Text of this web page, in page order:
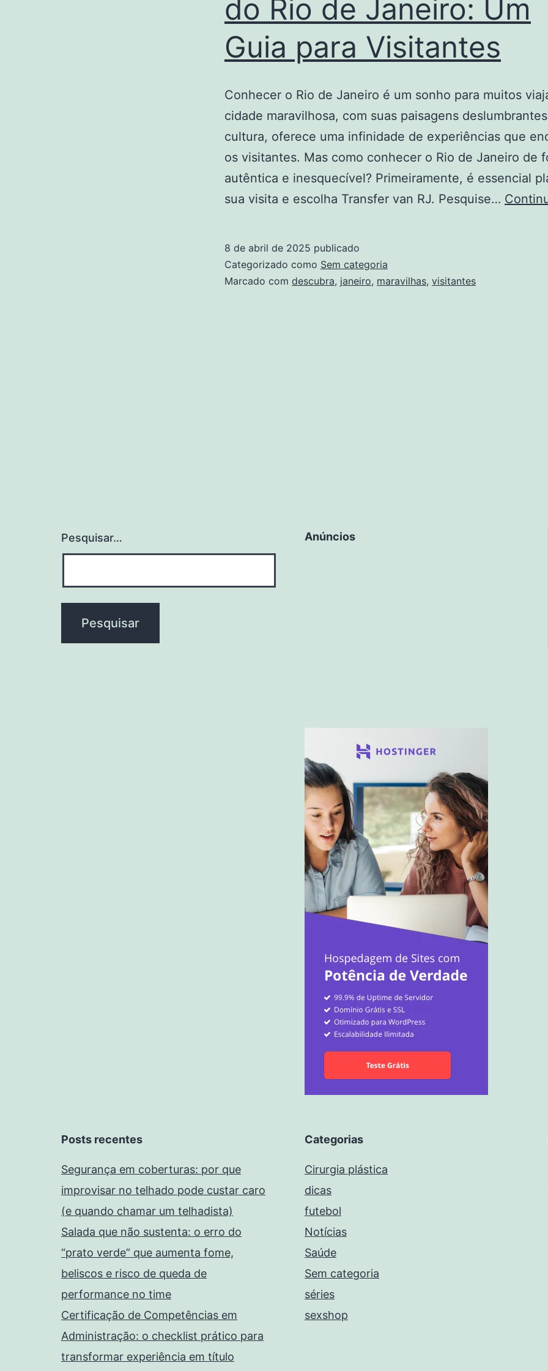
do Rio de Janeiro: Um
Guia para Visitantes
Conhecer o Rio de Janeiro é um sonho para muitos
cidade maravilhosa, com suas paisagens
cultura, oferece uma infinidade de experiências que
os visitantes. Mas como conhecer o Rio de Janeiro de
autêntica e inesquecível? Primeiramente, é essencial
sua visita e escolha Transfer van RJ. Pesquise…
8 de abril de 2025 publicado
Categorizado como Sem categoria
Marcado com descubra, janeiro, maravilhas, visitantes
Pesquisar… Anúncios
Posts recentes
Segurança em coberturas: por que
improvisar no telhado pode custar caro
(e quando chamar um telhadista)
Salada que não sustenta: o erro do
“prato verde” que aumenta fome,
beliscos e risco de queda de
performance no time
Certificação de Competências em
Administração: o checklist prático para
transformar experiência em título
Categorias
Cirurgia plástica
dicas
futebol
Notícias
Saúde
Sem categoria
séries
sexshop